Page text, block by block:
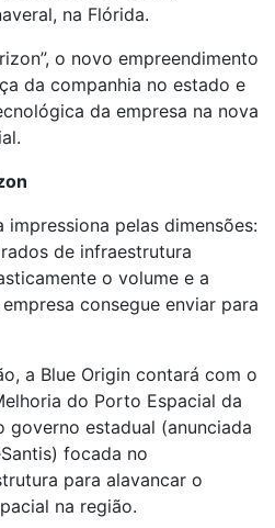
na Flórida.
o novo empreendimento
da companhia no estado e
da empresa na nova
pelas dimensões:
de infraestrutura
o volume e a
consegue enviar para
a Blue Origin contará com o
do Porto Espacial da
governo estadual (anunciada
focada no
para alavancar o
na região.